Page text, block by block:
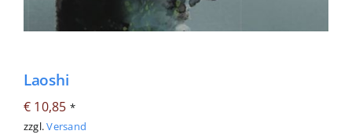
Laoshi
€ 10,85 *
zzgl.Versand